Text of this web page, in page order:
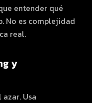
entender qué
No es complejidad
real.
y
Usa